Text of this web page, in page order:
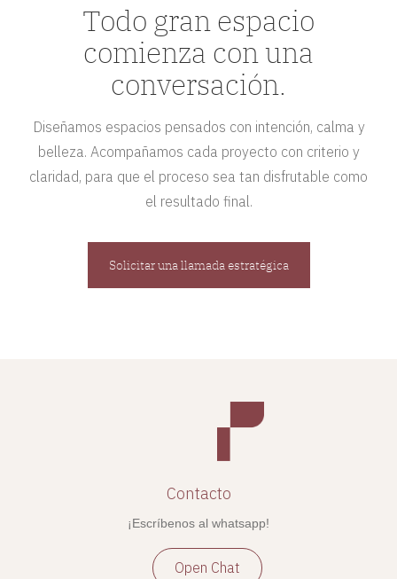
Todo gran espacio
comienza con una
conversación.
Diseñamos espacios pensados con intención, calma y
belleza. Acompañamos cada proyecto con criterio y
claridad, para que el proceso sea tan disfrutable como
el resultado final.
Solicitar una llamada estratégica
Contacto
¡Escríbenos al whatsapp!
Open Chat